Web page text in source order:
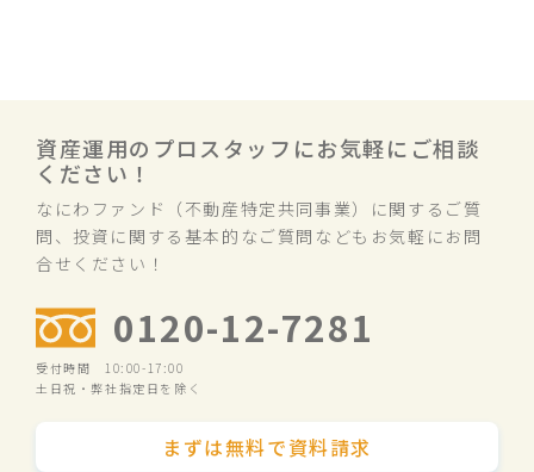
資産運用のプロスタッフにお気軽にご相談
ください！
なにわファンド（不動産特定共同事業）に関するご質
問、投資に関する基本的なご質問などもお気軽にお問
合せください！
0120-12-7281
受付時間 10:00-17:00
土日祝・弊社指定日を除く
まずは無料で資料請求